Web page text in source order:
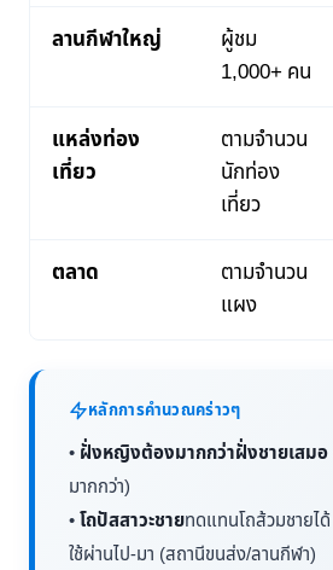
ลานกีฬาใหญ่
ผู้ชม
1,000+ คน
แหล่งท่อง
เที่ยว
ตามจำนวน
นักท่อง
เที่ยว
ตลาด
ตามจำนวน
แผง
หลักการคำนวณคร่าวๆ
• ฝั่งหญิงต้องมากกว่าฝั่งชายเสมอ
มากกว่า)
•โถปัสสาวะชายทดแทนโถส้วมชายได้
ใช้ผ่านไป-มา (สถานีขนส่ง/ลานกีฬา)